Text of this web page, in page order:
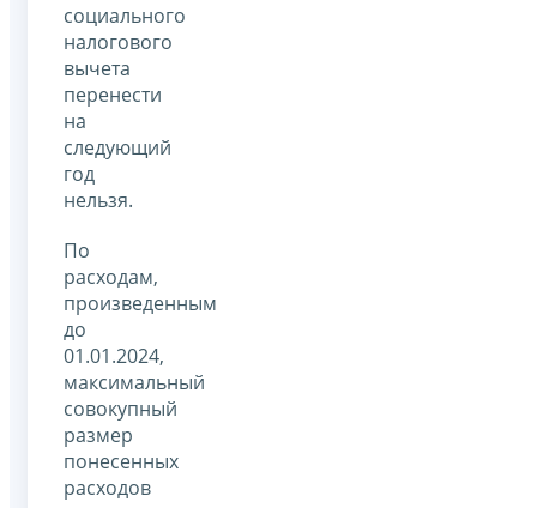
социального
налогового
вычета
перенести
на
следующий
год
нельзя.
По
расходам,
произведенным
до
01.01.2024,
максимальный
совокупный
размер
понесенных
расходов